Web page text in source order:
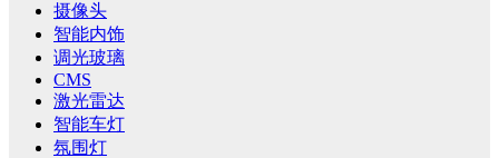
摄像头
智能内饰
调光玻璃
CMS
激光雷达
智能车灯
氛围灯